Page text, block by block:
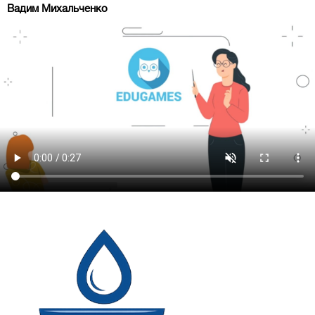
Вадим Михальченко